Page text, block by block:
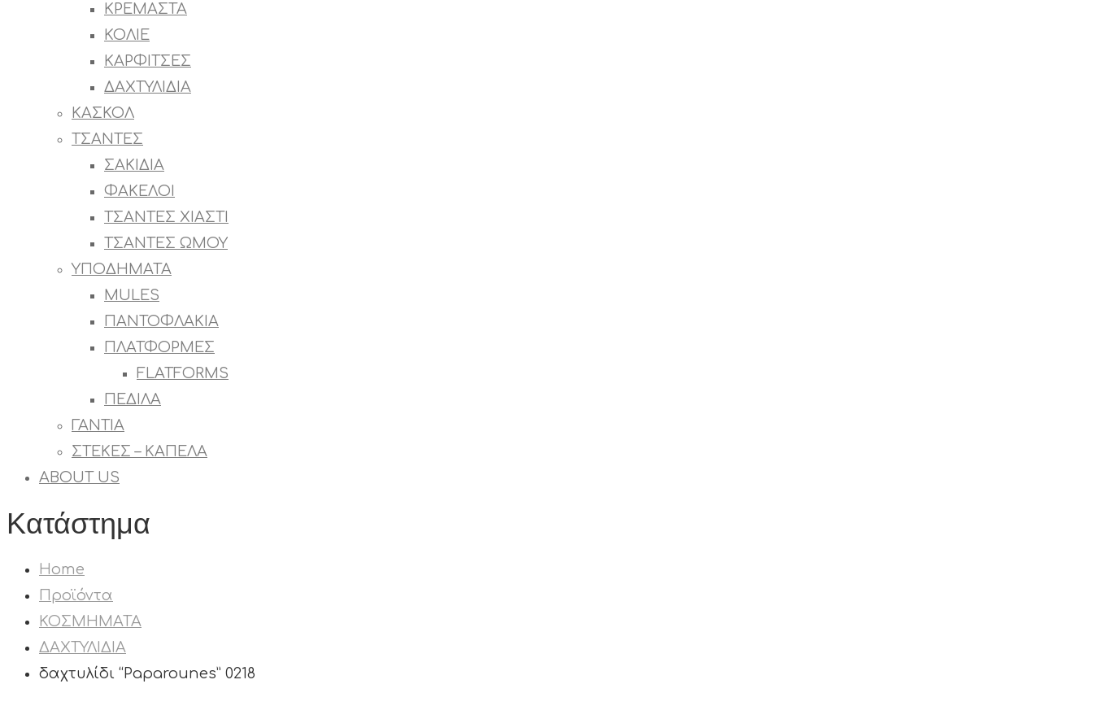
ΚΡΕΜΑΣΤΑ
ΚΟΛΙΕ
ΚΑΡΦΙΤΣΕΣ
ΔΑΧΤΥΛΙΔΙΑ
ΚΑΣΚΟΛ
ΤΣΑΝΤΕΣ
ΣΑΚΙΔΙΑ
ΦΑΚΕΛΟΙ
ΤΣΑΝΤΕΣ ΧΙΑΣΤΙ
ΤΣΑΝΤΕΣ ΩΜΟΥ
ΥΠΟΔΗΜΑΤΑ
MULES
ΠΑΝΤΟΦΛΑΚΙΑ
ΠΛΑΤΦΟΡΜΕΣ
FLATFORMS
ΠΕΔΙΛΑ
ΓΑΝΤΙΑ
ΣΤΕΚΕΣ – ΚΑΠΕΛΑ
ABOUT US
Κατάστημα
Home
Προϊόντα
ΚΟΣΜΗΜΑΤΑ
ΔΑΧΤΥΛΙΔΙΑ
δαχτυλίδι “Paparounes” 0218